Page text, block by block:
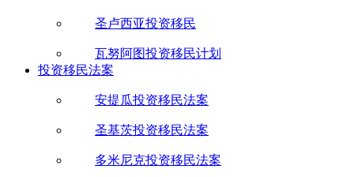
圣卢西亚投资移民
瓦努阿图投资移民计划
投资移民法案
安提瓜投资移民法案
圣基茨投资移民法案
多米尼克投资移民法案